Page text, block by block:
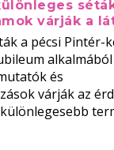
várják a
a pécsi Pintér-
és
várják az